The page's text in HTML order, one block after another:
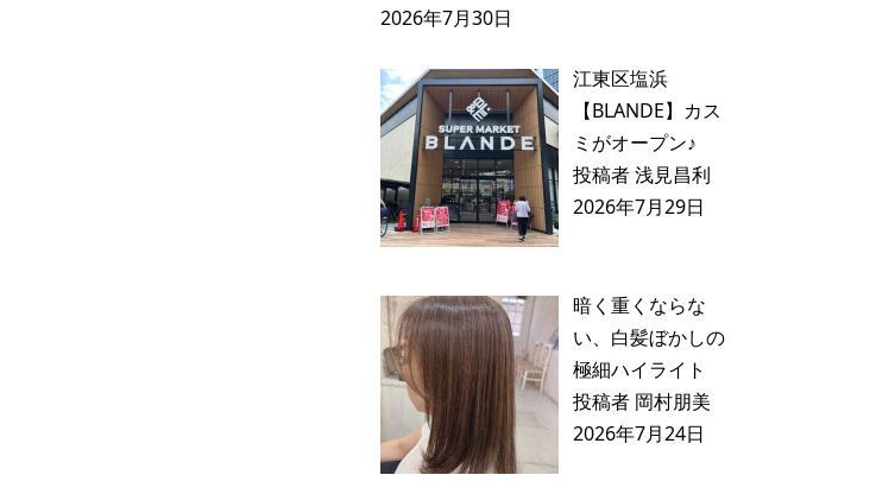
2026年7月30日
江東区塩浜
【BLANDE】カス
ミがオープン♪
投稿者 浅見昌利
2026年7月29日
暗く重くならな
い、白髪ぼかしの
極細ハイライト
投稿者 岡村朋美
2026年7月24日